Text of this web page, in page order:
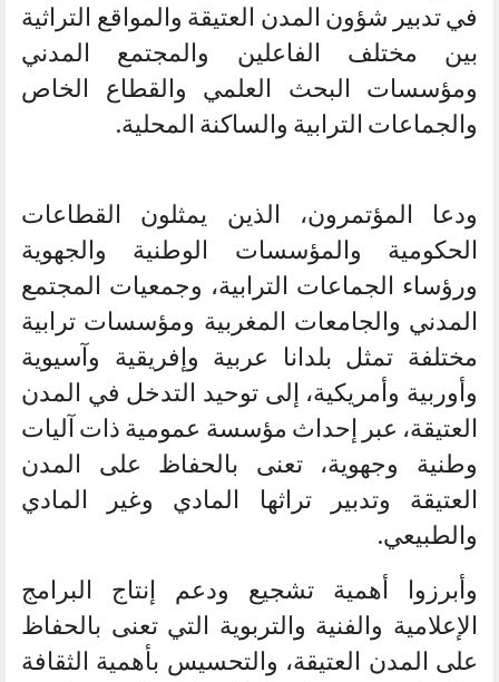
في تدبير شؤون المدن العتيقة والمواقع التراثية
بين مختلف الفاعلين والمجتمع المدني
ومؤسسات البحث العلمي والقطاع الخاص
والجماعات الترابية والساكنة المحلية.
ودعا المؤتمرون، الذين يمثلون القطاعات
الحكومية والمؤسسات الوطنية والجهوية
ورؤساء الجماعات الترابية، وجمعيات المجتمع
المدني والجامعات المغربية ومؤسسات ترابية
مختلفة تمثل بلدانا عربية وإفريقية وآسيوية
وأوربية وأمريكية، إلى توحيد التدخل في المدن
العتيقة، عبر إحداث مؤسسة عمومية ذات آليات
وطنية وجهوية، تعنى بالحفاظ على المدن
العتيقة وتدبير تراثها المادي وغير المادي
والطبيعي.
وأبرزوا أهمية تشجيع ودعم إنتاج البرامج
الإعلامية والفنية والتربوية التي تعنى بالحفاظ
على المدن العتيقة، والتحسيس بأهمية الثقافة